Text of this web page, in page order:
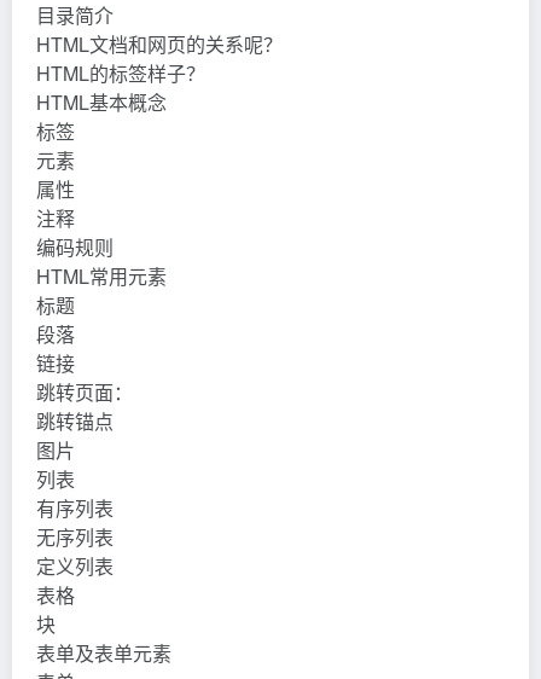
目录简介
HTML文档和网页的关系呢？
HTML的标签样子？
HTML基本概念
标签
元素
属性
注释
编码规则
HTML常用元素
标题
段落
链接
跳转页面：
跳转锚点
图片
列表
有序列表
无序列表
定义列表
表格
块
表单及表单元素